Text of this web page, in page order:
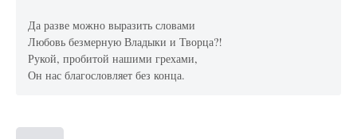
Да разве можно выразить словами
Любовь безмерную Владыки и Творца?!
Рукой, пробитой нашими грехами,
Он нас благословляет без конца.